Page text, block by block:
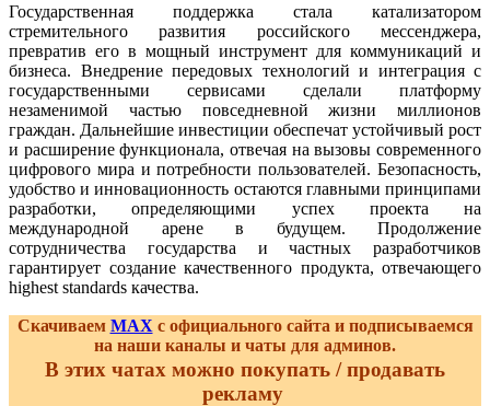
Государственная поддержка стала катализатором
стремительного развития российского мессенджера,
превратив его в мощный инструмент для коммуникаций и
бизнеса. Внедрение передовых технологий и интеграция с
государственными сервисами сделали платформу
незаменимой частью повседневной жизни миллионов
граждан. Дальнейшие инвестиции обеспечат устойчивый рост
и расширение функционала, отвечая на вызовы современного
цифрового мира и потребности пользователей. Безопасность,
удобство и инновационность остаются главными принципами
разработки, определяющими успех проекта на
международной арене в будущем. Продолжение
сотрудничества государства и частных разработчиков
гарантирует создание качественного продукта, отвечающего
highest standards качества.
Скачиваем MAX с официального сайта и подписываемся
на наши каналы и чаты для админов.
В этих чатах можно покупать / продавать
рекламу